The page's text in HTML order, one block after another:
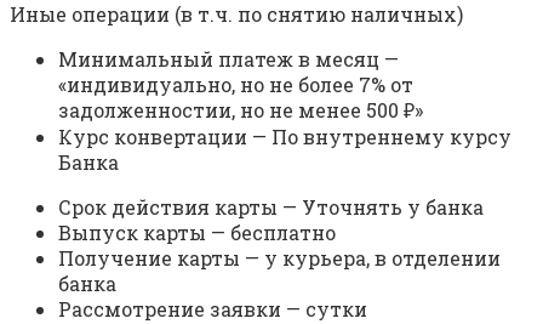
Иные операции (в т.ч. по снятию наличных)
Минимальный платеж в месяц —
«индивидуально, но не более 7% от
задолженностии, но не менее 500 ₽»
Курс конвертации — По внутреннему курсу
Банка
Срок действия карты — Уточнять у банка
Выпуск карты — бесплатно
Получение карты — у курьера, в отделении
банка
Рассмотрение заявки — сутки